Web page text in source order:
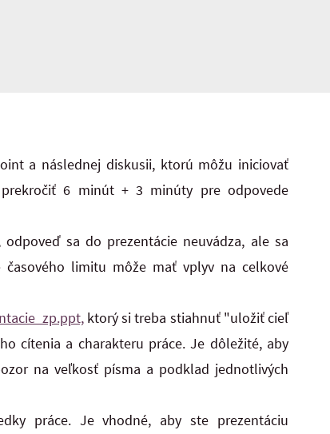
a následnej diskusii, ktorú môžu iniciovať
prekročiť 6 minút + 3 minúty pre odpovede
sa do prezentácie neuvádza, ale sa
limitu môže mať vplyv na celkové
ktorý si treba stiahnuť "uložiť cieľ
cítenia a charakteru práce. Je dôležité, aby
na veľkosť písma a podklad jednotlivých
práce. Je vhodné, aby ste prezentáciu